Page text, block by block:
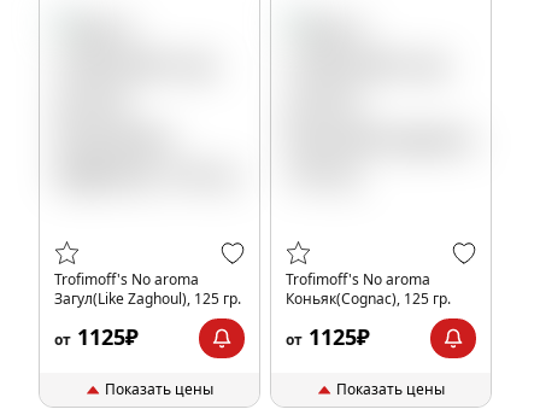
Trofimoff's No aroma
Загул(Like Zaghoul), 125 гр.
от 1125₽
Показать цены
Trofimoff's No aroma
Коньяк(Cognac), 125 гр.
от 1125₽
Показать цены